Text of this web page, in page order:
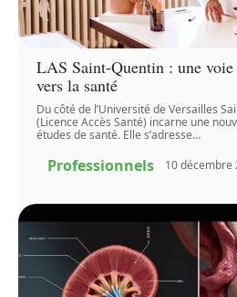
LAS Saint-Quentin : une voie
vers la santé
Du côté de l’Université de Versailles
(Licence Accès Santé) incarne une
études de santé. Elle s’adresse…
Professionnels 10 décembre